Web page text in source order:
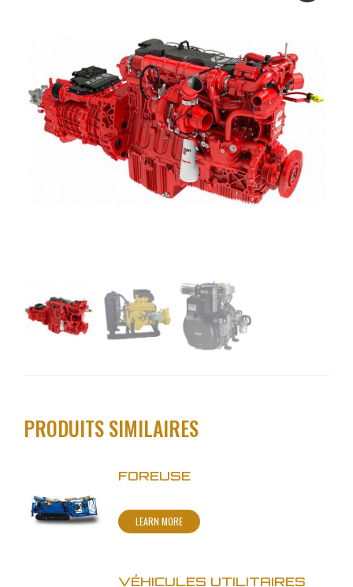
PRODUITS SIMILAIRES
FOREUSE
LEARN MORE
VÉHICULES UTILITAIRES